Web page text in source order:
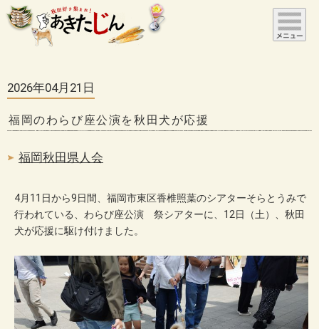
2026年04月21日
福岡のわらび座公演を秋田犬が応援
福岡秋田県人会
4月11日から9日間、福岡市東区香椎照葉のシアターそらとうみで
行われている、わらび座公演 祭シアターに、12日（土）、秋田
犬が応援に駆け付けました。